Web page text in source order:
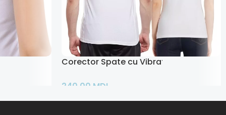
Corector Spate cu Vibratie
240,00 MDL
Adaugă În Coș